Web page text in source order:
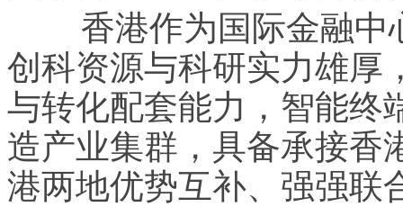
香港作为国际金融中
创科资源与科研实力雄厚
与转化配套能力，智能终
造产业集群，具备承接香
港两地优势互补、强强联